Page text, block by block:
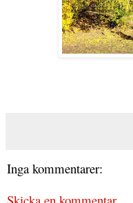
Inga kommentarer: